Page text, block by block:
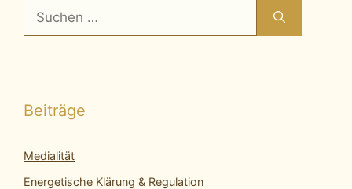
nach:
Beiträge
Medialität
Energetische Klärung & Regulation